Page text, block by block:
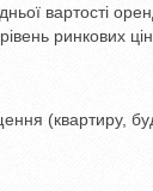
вартості
ринкових
(квартиру,